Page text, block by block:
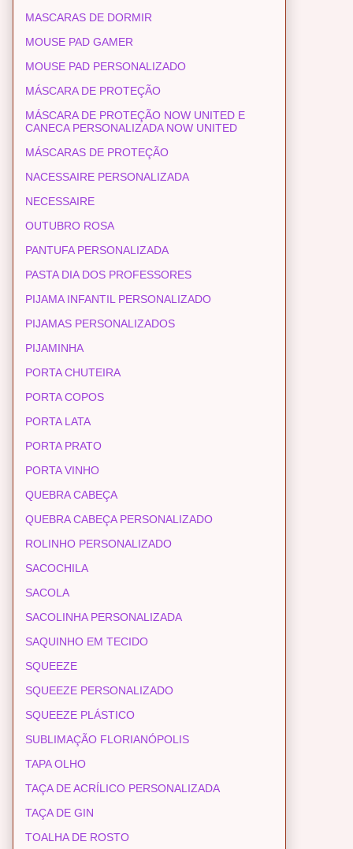
MASCARAS DE DORMIR
MOUSE PAD GAMER
MOUSE PAD PERSONALIZADO
MÁSCARA DE PROTEÇÃO
MÁSCARA DE PROTEÇÃO NOW UNITED E
CANECA PERSONALIZADA NOW UNITED
MÁSCARAS DE PROTEÇÃO
NACESSAIRE PERSONALIZADA
NECESSAIRE
OUTUBRO ROSA
PANTUFA PERSONALIZADA
PASTA DIA DOS PROFESSORES
PIJAMA INFANTIL PERSONALIZADO
PIJAMAS PERSONALIZADOS
PIJAMINHA
PORTA CHUTEIRA
PORTA COPOS
PORTA LATA
PORTA PRATO
PORTA VINHO
QUEBRA CABEÇA
QUEBRA CABEÇA PERSONALIZADO
ROLINHO PERSONALIZADO
SACOCHILA
SACOLA
SACOLINHA PERSONALIZADA
SAQUINHO EM TECIDO
SQUEEZE
SQUEEZE PERSONALIZADO
SQUEEZE PLÁSTICO
SUBLIMAÇÃO FLORIANÓPOLIS
TAPA OLHO
TAÇA DE ACRÍLICO PERSONALIZADA
TAÇA DE GIN
TOALHA DE ROSTO